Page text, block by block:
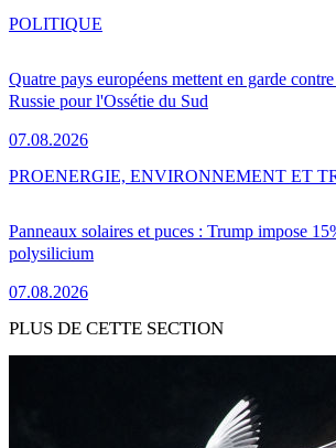
Quatre pays européens mettent en garde
Russie pour l'Ossétie du Sud
07.08.2026
POLITIQUE
Panneaux solaires et puces : Trump impose
polysilicium
07.08.2026
PROENERGIE, ENVIRONNEMENT ET
PLUS DE CETTE SECTION